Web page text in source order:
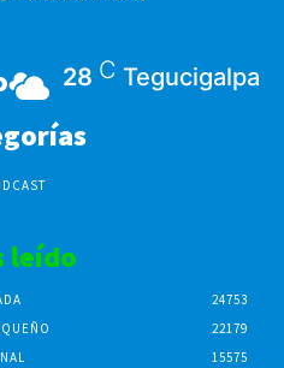
28 C Tegucigalpa
leído
24753
22179
15575